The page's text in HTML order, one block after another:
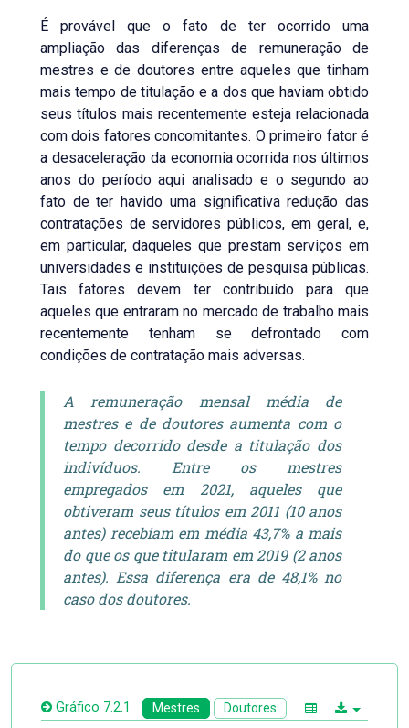
É provável que o fato de ter ocorrido uma
ampliação das diferenças de remuneração de
mestres e de doutores entre aqueles que tinham
mais tempo de titulação e a dos que haviam obtido
seus títulos mais recentemente esteja relacionada
com dois fatores concomitantes. O primeiro fator é
a desaceleração da economia ocorrida nos últimos
anos do período aqui analisado e o segundo ao
fato de ter havido uma significativa redução das
contratações de servidores públicos, em geral, e,
em particular, daqueles que prestam serviços em
universidades e instituições de pesquisa públicas.
Tais fatores devem ter contribuído para que
aqueles que entraram no mercado de trabalho mais
recentemente tenham se defrontado com
condições de contratação mais adversas.
A remuneração mensal média de
mestres e de doutores aumenta com o
tempo decorrido desde a titulação dos
indivíduos. Entre os mestres
empregados em 2021, aqueles que
obtiveram seus títulos em 2011 (10 anos
antes) recebiam em média 43,7% a mais
do que os que titularam em 2019 (2 anos
antes). Essa diferença era de 48,1% no
caso dos doutores.
Gráfico 7.2.1 Mestres Doutores